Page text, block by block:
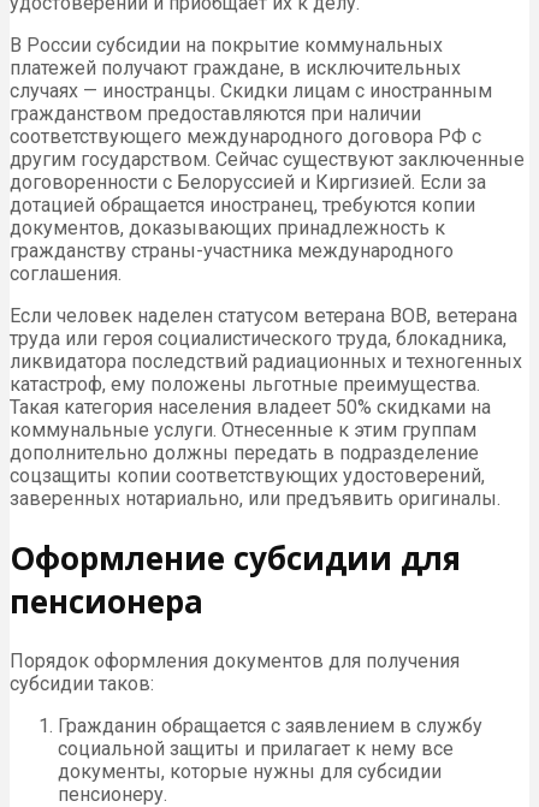
В России субсидии на покрытие коммунальных
платежей получают граждане, в исключительных
случаях — иностранцы. Скидки лицам с иностранным
гражданством предоставляются при наличии
соответствующего международного договора РФ с
другим государством. Сейчас существуют заключенные
договоренности с Белоруссией и Киргизией. Если за
дотацией обращается иностранец, требуются копии
документов, доказывающих принадлежность к
гражданству страны-участника международного
соглашения.
Если человек наделен статусом ветерана ВОВ, ветерана
труда или героя социалистического труда, блокадника,
ликвидатора последствий радиационных и техногенных
катастроф, ему положены льготные преимущества.
Такая категория населения владеет 50% скидками на
коммунальные услуги. Отнесенные к этим группам
дополнительно должны передать в подразделение
соцзащиты копии соответствующих удостоверений,
заверенных нотариально, или предъявить оригиналы.
Оформление субсидии для
пенсионера
Порядок оформления документов для получения
субсидии таков:
Гражданин обращается с заявлением в службу
социальной защиты и прилагает к нему все
документы, которые нужны для субсидии
пенсионеру.